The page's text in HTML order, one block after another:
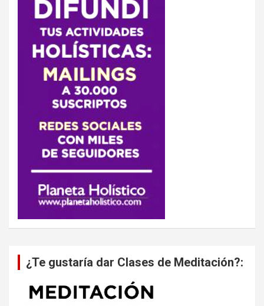
¿Te gustaría dar Clases de Meditación?: